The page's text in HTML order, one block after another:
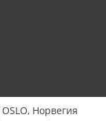
OSLO, Норвегия